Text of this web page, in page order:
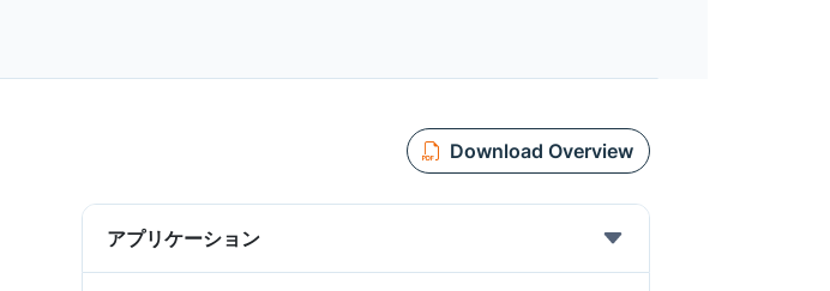
Download Overview
アプリケーション